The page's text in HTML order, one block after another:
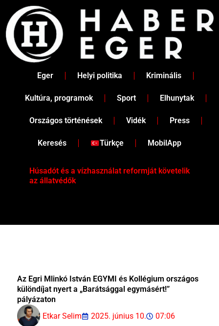
content
Eger Helyi politika Kriminális
Kultúra, programok Sport Elhunytak
Országos történések Vidék Press
Keresés Türkçe MobilApp
Húsadót és a vízhasználat reformját követelik
az állatvédők
Az Egri Mlinkó István EGYMI és Kollégium országos
különdíjat nyert a „Barátsággal egymásért!”
pályázaton
Etkar Selim
2025. június 10. 07:06